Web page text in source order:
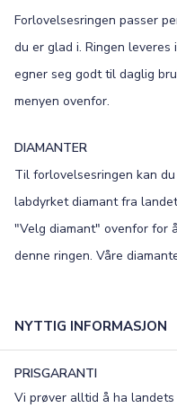
Old English
Colonna
Script MT
Forlovelsesringen passer
du er glad i. Ringen
egner seg godt til daglig
menyen ovenfor.
DIAMANTER
Til forlovelsesringen kan
labdyrket diamant fra
"Velg diamant" ovenfor for
denne ringen. Våre
NYTTIG INFORMASJON
PRISGARANTI
Vi prøver alltid å ha